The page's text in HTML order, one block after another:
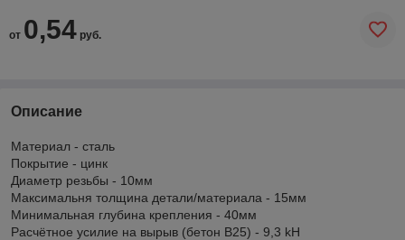
от 0,54 руб.
Описание
Материал - сталь
Покрытие - цинк
Диаметр резьбы - 10мм
Максимальня толщина детали/материала - 15мм
Минимальная глубина крепления - 40мм
Расчётное усилие на вырыв (бетон В25) - 9,3 kH